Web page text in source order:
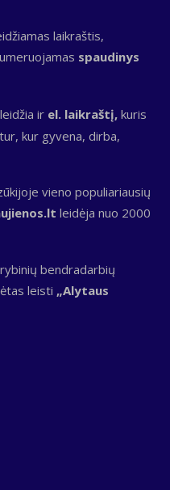
laikraštis,
spaudinys
ir el. laikraštį, kuris
kur gyvena, dirba,
vieno populiariausių
leidėja nuo 2000
bendradarbių
leisti „Alytaus